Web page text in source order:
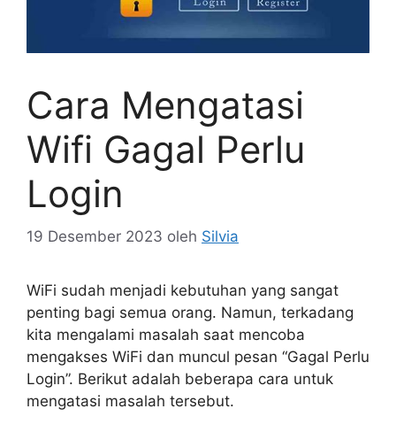
Cara Mengatasi
Wifi Gagal Perlu
Login
19 Desember 2023 oleh Silvia
WiFi sudah menjadi kebutuhan yang sangat
penting bagi semua orang. Namun, terkadang
kita mengalami masalah saat mencoba
mengakses WiFi dan muncul pesan “Gagal Perlu
Login”. Berikut adalah beberapa cara untuk
mengatasi masalah tersebut.